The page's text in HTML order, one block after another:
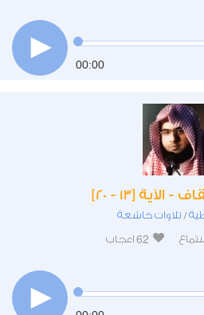
00:00
الآية [13 - 20]
/ تلاوات خاشعة
62 اعجاب